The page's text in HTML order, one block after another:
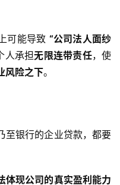
可能导致 “公司法人面纱
人承担无限连带责任，使
风险之下。
至银行的企业贷款，都要
体现公司的真实盈利能力